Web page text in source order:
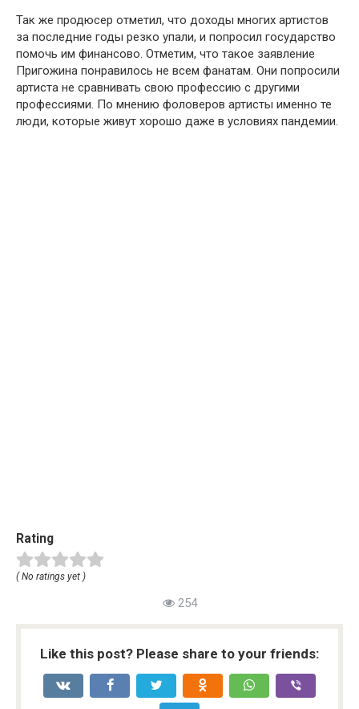
Так же продюсер отметил, что доходы многих артистов
за последние годы резко упали, и попросил государство
помочь им финансово. Отметим, что такое заявление
Пригожина понравилось не всем фанатам. Они попросили
артиста не сравнивать свою профессию с другими
профессиями. По мнению фоловеров артисты именно те
люди, которые живут хорошо даже в условиях пандемии.
Rating
( No ratings yet )
254
Like this post? Please share to your friends: